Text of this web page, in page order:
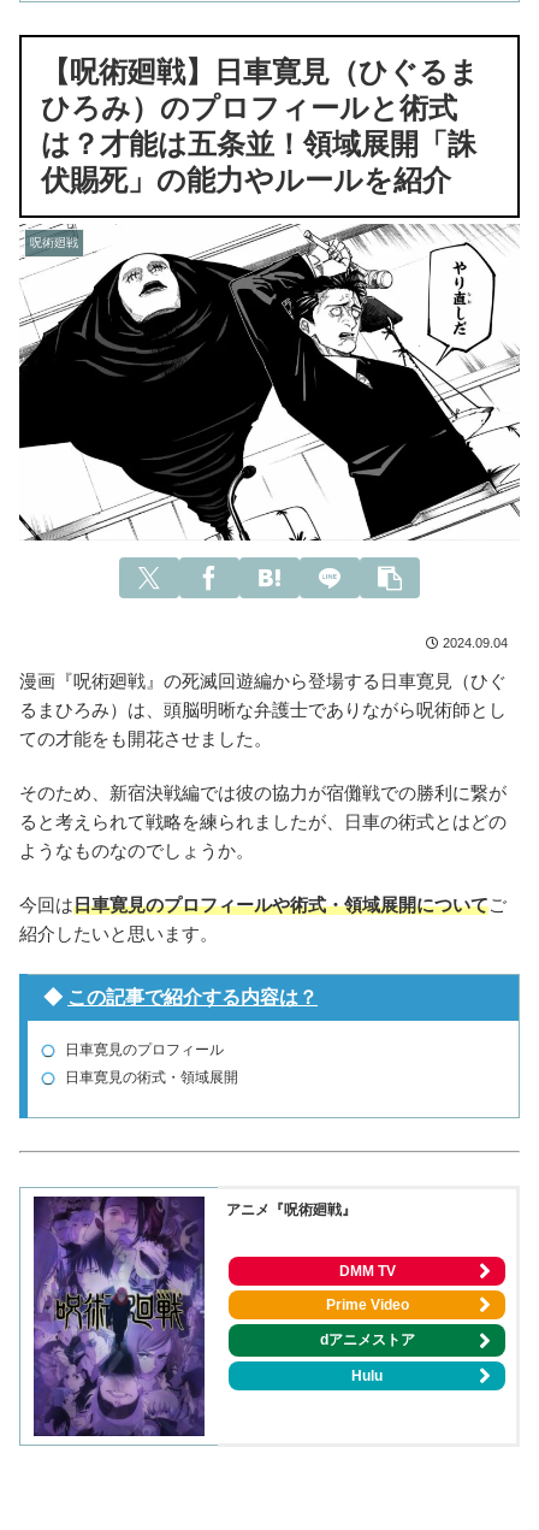
【呪術廻戦】日車寛見（ひぐるま
ひろみ）のプロフィールと術式
は？才能は五条並！領域展開「誅
伏賜死」の能力やルールを紹介
呪術廻戦
2024.09.04
漫画『呪術廻戦』の死滅回遊編から登場する日車寛見（ひぐ
るまひろみ）は、頭脳明晰な弁護士でありながら呪術師とし
ての才能をも開花させました。
そのため、新宿決戦編では彼の協力が宿儺戦での勝利に繋が
ると考えられて戦略を練られましたが、日車の術式とはどの
ようなものなのでしょうか。
今回は日車寛見のプロフィールや術式・領域展開についてご
紹介したいと思います。
◆ この記事で紹介する内容は？
日車寛見のプロフィール
日車寛見の術式・領域展開
アニメ『呪術廻戦』
DMM TV
Prime Video
dアニメストア
Hulu